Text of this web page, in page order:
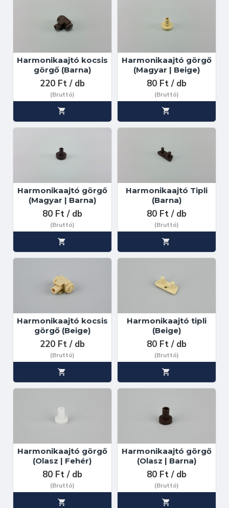
Harmonikaajtó kocsis
görgő (Barna)
220 Ft / db
(Bruttó)
Harmonikaajtó görgő
(Magyar | Beige)
80 Ft / db
(Bruttó)
Harmonikaajtó görgő
(Magyar | Barna)
80 Ft / db
(Bruttó)
Harmonikaajtó Tipli
(Barna)
80 Ft / db
(Bruttó)
Harmonikaajtó kocsis
görgő (Beige)
220 Ft / db
(Bruttó)
Harmonikaajtó tipli
(Beige)
80 Ft / db
(Bruttó)
Harmonikaajtó görgő
(Olasz | Fehér)
80 Ft / db
(Bruttó)
Harmonikaajtó görgő
(Olasz | Barna)
80 Ft / db
(Bruttó)